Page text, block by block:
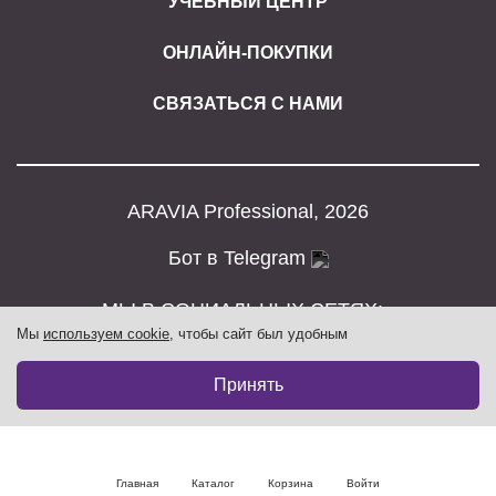
ОНЛАЙН-ПОКУПКИ
СВЯЗАТЬСЯ С НАМИ
ARAVIA Professional, 2026
Бот в Telegram
МЫ В СОЦИАЛЬНЫХ СЕТЯХ:
Мы используем cookie, чтобы сайт был удобным
Принять
Главная Каталог Корзина Войти